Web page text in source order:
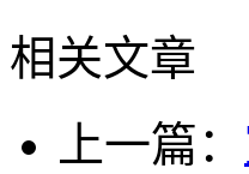
相关文章
上一篇：